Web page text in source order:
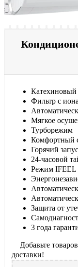
Катехиновый
Фильтр с
Мягкое
Турборежим
Комфортный
Горячий
24-часовой
Режим IFEEL
Защита от
3 года
Добавьте
доставки!